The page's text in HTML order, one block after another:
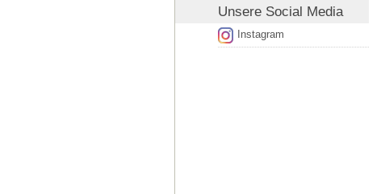
Unsere Social Media
Instagram